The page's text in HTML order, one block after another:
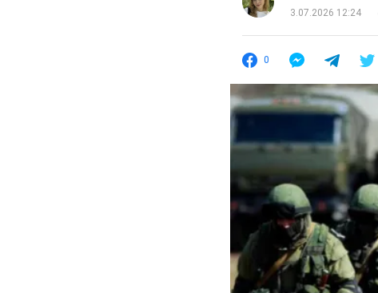
3.07.2026 12:24
0